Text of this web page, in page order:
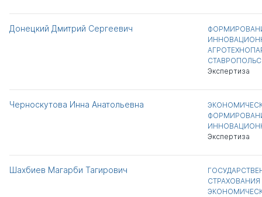
Донецкий Дмитрий Сергеевич
Экспертиза
Черноскутова Инна Анатольевна
Экспертиза
Шахбиев Магарби Тагирович